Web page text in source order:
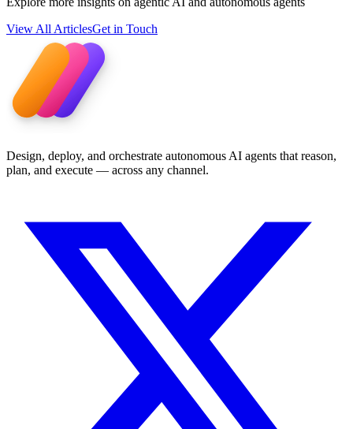
View All ArticlesGet in Touch
Design, deploy, and orchestrate autonomous AI agents that reason,
plan, and execute — across any channel.